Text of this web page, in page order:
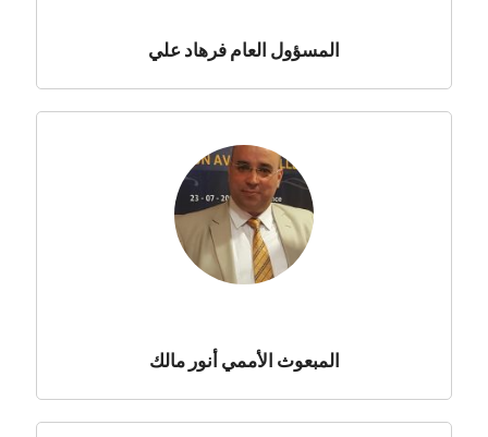
المسؤول العام فرهاد علي
المبعوث الأممي أنور مالك